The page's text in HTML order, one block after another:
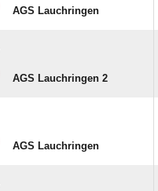
AGS Lauchringen
AGS Lauchringen 2
AGS Lauchringen